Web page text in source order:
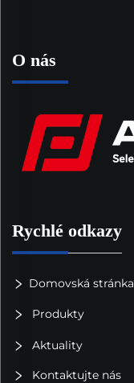
O nás
Rychlé odkazy
Domovská stránka
Produkty
Aktuality
Kontaktujte nás